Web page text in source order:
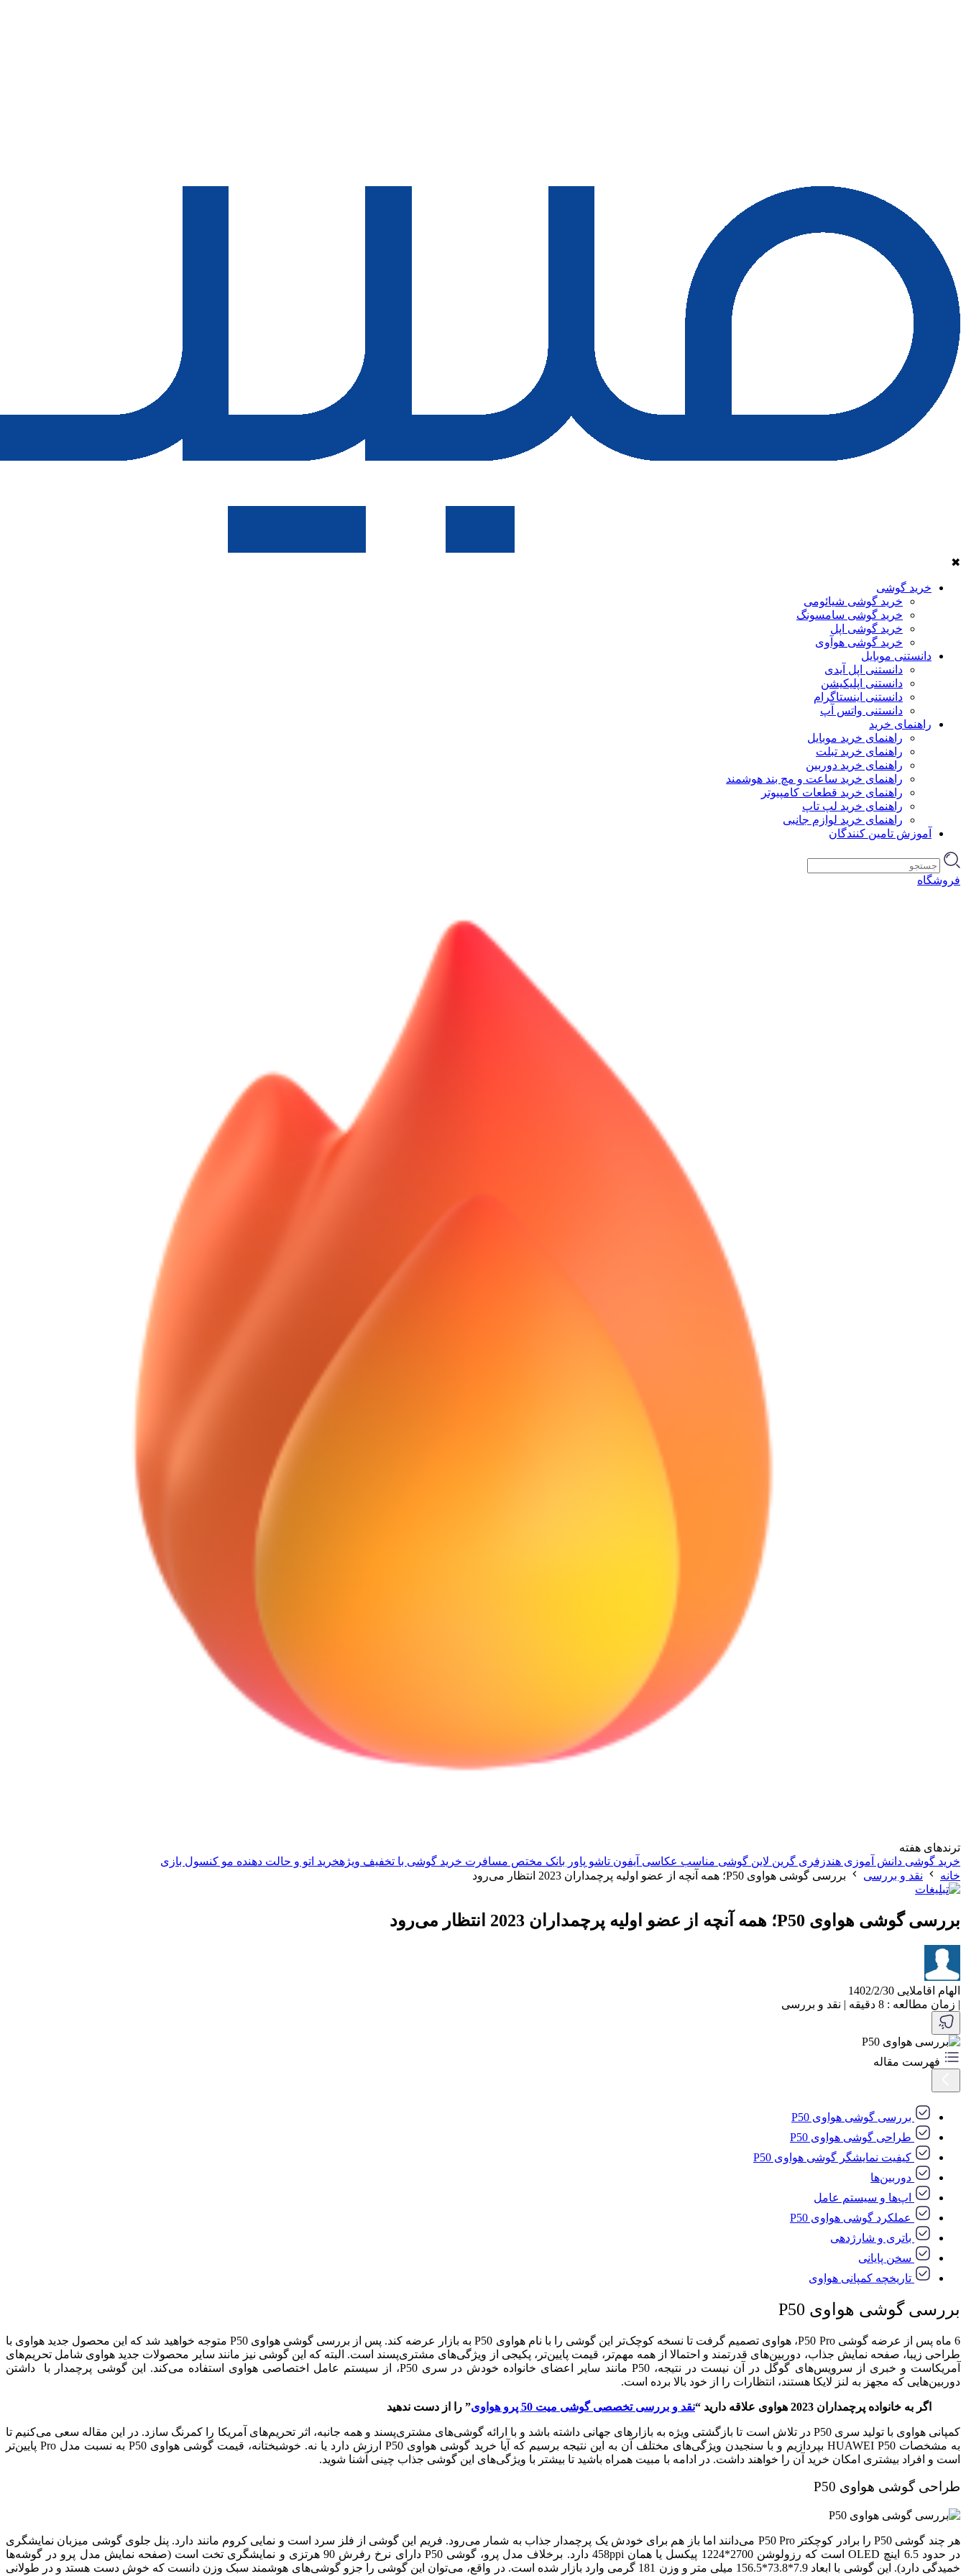
✖
خرید گوشی
خرید گوشی شیائومی
خرید گوشی سامسونگ
خرید گوشی اپل
خرید گوشی هوآوی
دانستنی موبایل
دانستنی اپل آیدی
دانستنی اپلیکیشن
دانستنی اینستاگرام
دانستنی واتس آپ
راهنمای خرید
راهنمای خرید موبایل
راهنمای خرید تبلت
راهنمای خرید دوربین
راهنمای خرید ساعت و مچ بند هوشمند
راهنمای خرید قطعات کامپیوتر
راهنمای خرید لپ تاپ
راهنمای خرید لوازم جانبی
آموزش تامین کنندگان
فروشگاه
ترندهای هفته
خرید گوشی دانش آموزی هندزفری گرین لاین گوشی مناسب عکاسی آیفون تاشو پاور بانک مختص مسافرت خرید گوشی با تخفیف ویژهخرید اتو و حالت دهنده مو کنسول بازی
خانه
نقد و بررسی بررسی گوشی هواوی P50؛ همه آنچه از عضو اولیه پرچمداران 2023 انتظار می‌رود
بررسی گوشی هواوی P50؛ همه آنچه از عضو اولیه پرچمداران 2023 انتظار می‌رود
الهام اقاملایی 1402/2/30
| زمان مطالعه : 8 دقیقه | نقد و بررسی
فهرست مقاله
بررسی گوشی هواوی P50
طراحی گوشی هواوی P50
کیفیت نمایشگر گوشی هواوی P50
دوربین‌ها
اپ‌ها و سیستم عامل
عملکرد گوشی هواوی P50
باتری و شارژدهی
سخن پایانی
تاریخچه کمپانی هواوی
بررسی گوشی هواوی P50
6 ماه پس از عرضه گوشی P50 Pro، هواوی تصمیم گرفت تا نسخه کوچک‌تر این گوشی را با نام هواوی P50 به بازار عرضه کند. پس از بررسی گوشی هواوی P50 متوجه خواهید شد که این محصول جدید هواوی با
طراحی زیبا، صفحه نمایش جذاب، دوربین‌های قدرتمند و احتمالا از همه مهم‌تر، قیمت پایین‌تر، پکیجی از ویژگی‌های مشتری‌پسند است. البته که این گوشی نیز مانند سایر محصولات جدید هواوی شامل تحریم‌های
آمریکاست و خبری از سرویس‌های گوگل در آن نیست در نتیجه، P50 مانند سایر اعضای خانواده خودش در سری P50، از سیستم عامل اختصاصی هواوی استفاده می‌کند. این گوشی پرچمدار با داشتن
دوربین‌هایی که مجهز به لنز لایکا هستند، انتظارات را از خود بالا برده است.
اگر به خانواده پرچمداران 2023 هواوی علاقه دارید “ نقد و بررسی تخصصی گوشی میت 50 پرو هواوی ” را از دست ندهید
کمپانی هواوی با تولید سری P50 در تلاش است تا بازگشتی ویژه به بازارهای جهانی داشته باشد و با ارائه گوشی‌های مشتری‌پسند و همه جانبه، اثر تحریم‌های آمریکا را کمرنگ سازد. در این مقاله سعی می‌کنیم تا
به مشخصات HUAWEI P50 بپردازیم و با سنجیدن ویژگی‌های مختلف آن به این نتیجه برسیم که آیا خرید گوشی هواوی P50 ارزش دارد یا نه. خوشبختانه، قیمت گوشی هواوی P50 به نسبت مدل Pro پایین‌تر
است و افراد بیشتری امکان خرید آن را خواهند داشت. در ادامه با مبیت همراه باشید تا بیشتر با ویژگی‌های این گوشی جذاب چینی آشنا شوید.
طراحی گوشی هواوی P50
هر چند گوشی P50 را برادر کوچکتر P50 Pro می‌دانند اما باز هم برای خودش یک پرچمدار جذاب به شمار می‌رود. فریم این گوشی از فلز سرد است و نمایی کروم مانند دارد. پنل جلوی گوشی میزبان نمایشگری
در حدود 6.5 اینچ OLED است که رزولوشن 2700*1224 پیکسل یا همان 458ppi دارد. برخلاف مدل پرو، گوشی P50 دارای نرخ رفرش 90 هرتزی و نمایشگری تخت است (صفحه نمایش مدل پرو در گوشه‌ها
خمیدگی دارد). این گوشی با ابعاد 7.9*73.8*156.5 میلی متر و وزن 181 گرمی وارد بازار شده است. در واقع، می‌توان این گوشی را جزو گوشی‌های هوشمند سبک وزن دانست که خوش دست هستد و در طولانی